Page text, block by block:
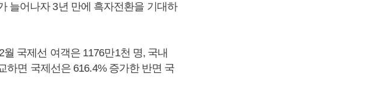
늘어나자 3년 만에 흑자전환을 기대하
국제선 여객은 1176만1천 명, 국내
하면 국제선은 616.4% 증가한 반면 국